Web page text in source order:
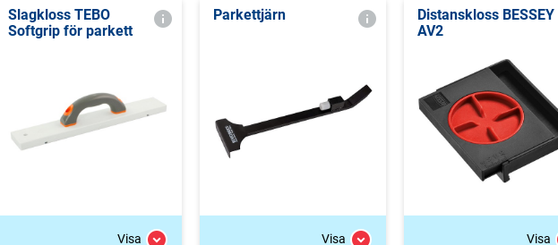
Slagkloss TEBO
Softgrip för parkett
Visa
Parkettjärn
Visa
Distanskloss BESSEY
AV2
Visa